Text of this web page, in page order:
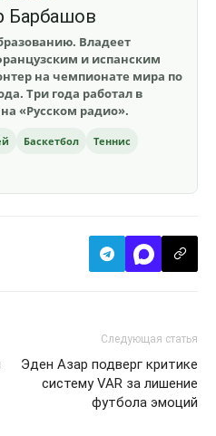
Барбашов
Владеет
и испанским
на чемпионате мира по
Три года работал в
«Русском радио».
Баскетбол
Теннис
Следующая статья
Эден Азар подверг критике
систему VAR за лишение
футбола эмоций